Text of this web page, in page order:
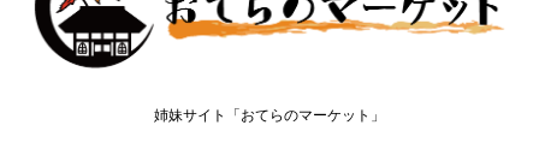
姉妹サイト「おてらのマーケット」